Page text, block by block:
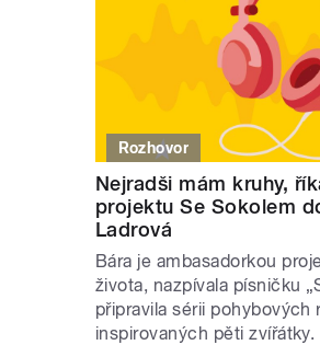
Rozhovor
Nejradši mám kruhy,
projektu Se Sokolem
Ladrová
Bára je ambasadorkou
života, nazpívala písničku
připravila sérii pohybových
inspirovaných pěti zvířátky.